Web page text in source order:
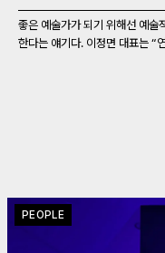
좋은 예술가가 되기 위해선 예술
한다는 얘기다. 이정면 대표는 “
PEOPLE